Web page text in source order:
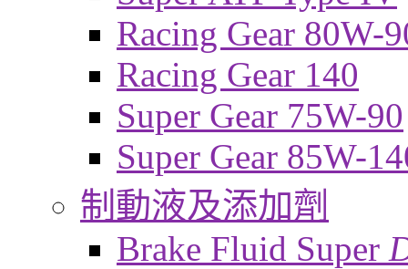
Racing Gear 80W-
Racing Gear 140
Super Gear 75W-90
Super Gear 85W-
制動液及添加劑
Brake Fluid Super